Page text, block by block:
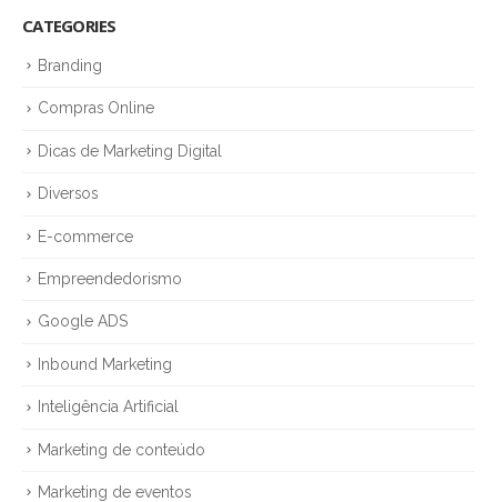
CATEGORIES
Branding
Compras Online
Dicas de Marketing Digital
Diversos
E-commerce
Empreendedorismo
Google ADS
Inbound Marketing
Inteligência Artificial
Marketing de conteúdo
Marketing de eventos